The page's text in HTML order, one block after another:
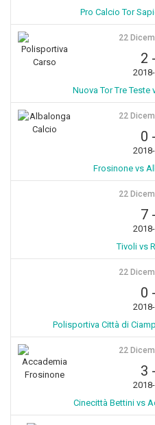
Pro Calcio Tor
22
2 -
Nuova Tor Tre
22
0 -
Frosinone vs
22
7-
Tivoli vs
22
0 -
Polisportiva Città di
22
3 -
Cinecittà Bettini vs